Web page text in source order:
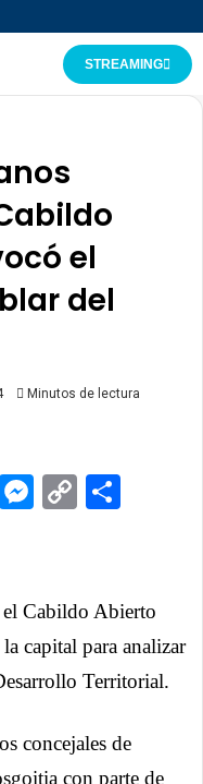
STREAMING
el
del
Minutos de lectura
ThreadsCopy
Cabildo Abierto
capital para analizar
Territorial.
concejales de
con parte de